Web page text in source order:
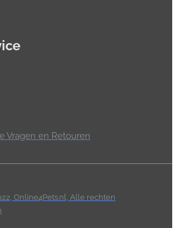
Vragen en Retouren
Online4Pets.nl, Alle rechten